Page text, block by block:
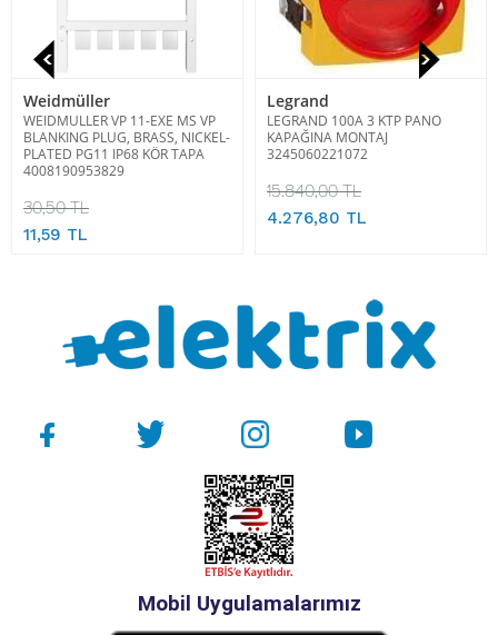
Weidmüller
WEIDMULLER VP 11-EXE MS VP
BLANKING PLUG, BRASS, NICKEL-
PLATED PG11 IP68 KÖR TAPA
4008190953829
30,50 TL
11,59 TL
Legrand
LEGRAND 100A 3 KTP PANO
KAPAĞINA MONTAJ
3245060221072
15.840,00 TL
4.276,80 TL
Mobil Uygulamalarımız